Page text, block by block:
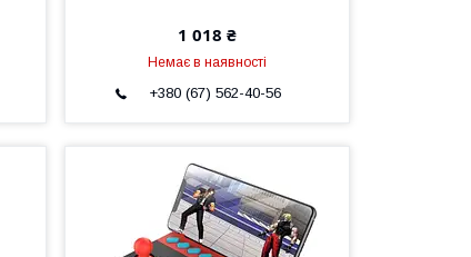
1 018 ₴
Немає в наявності
+380 (67) 562-40-56